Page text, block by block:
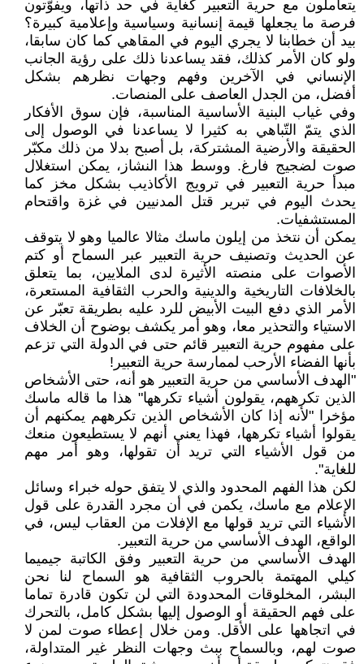
يتعاملون مع حرية التعبير كغاية في حد ذاتها، ويفوّتون
فرصة ما يجعلها قيمة إنسانية وسياسية وإعلامية كبيرة؟
بيد أن خطابنا لا يجري اليوم في المقاهي كما كان سابقا،
ولو كان الأمر كذلك، فقد يساعدنا ذلك على رؤية الجانب
الإنساني في الآخرين وفهم وجهات نظرهم بشكل
أفضل، من الجدل العاصف على المنصات.
وفي غياب البنية الأساسية المناسبة، فإن سوق الأفكار
الذي يتمّ التّباهي به كثيرا لا يساعدنا في الوصول إلى
الحقيقة والأرضية المشتركة، بل أصبح بدلا من ذلك مكبّر
صوت لضجيج فارغ. ووسط هذا النشاز، يمكن استغلال
مبدأ حرية التعبير في ترويج الأكاذيب بشكل مخز كما
يحدث اليوم في تبرير قتل المدنيين في غزة واقتحام
المستشفيات.
يمكن أن نتخذ من إيلون ماسك مثالا عالميا وهو لا يتوقف
عن الحديث وتصنيف حرية التعبير عبر السماح أو كتم
الأصوات على منصته الأثيرة لدى الملايين، بما يتعلق
بالخلافات التاريخية والدينية والحرب الثقافية المستعرة،
الأمر الذي دفع البيت الأبيض للرد عليه بطريقة تعبّر عن
الاستياء والتحذير معا، وهو أمر يكشف بوضوح أن الخلاف
على مفهوم حرية التعبير قائم حتى في الدولة التي تزعم
بأنها الفضاء الأرحب لممارسة حرية التعبير!
"الهدف الأساسي من حرية التعبير هو أنه، حتى الأشخاص
الذين تكرههم، يقولون أشياء تكرهها" هذا ما قاله ماسك
مؤخرا "لأنه إذا كان الأشخاص الذين تكرههم يمكنهم أن
يقولوا أشياء تكرهها، فهذا يعني أنهم لا يستطيعون منعك
من قول الأشياء التي تريد أن تقولها، وهو أمر مهم
للغاية".
لكن هذا الفهم المحدود والذي لا يتفق حوله خبراء وسائل
الإعلام مع ماسك، يكمن في أن مجرد القدرة على قول
الأشياء التي تريد قولها مع الإفلات من العقاب ليس، في
الواقع، الهدف الأساسي من حرية التعبير.
الهدف الأساسي من حرية التعبير وفق الكاتبة جيميما
كيلي المهتمة بالحروب الثقافية هو السماح لنا نحن
البشر، المخلوقات المحدودة التي لن تكون قادرة تماما
على فهم الحقيقة أو الوصول إليها بشكل كامل، بالتحرك
في اتجاهها على الأقل. ومن خلال إعطاء صوت لمن لا
صوت لهم، وبالسماح ببث وجهات النظر غير المتداولة،